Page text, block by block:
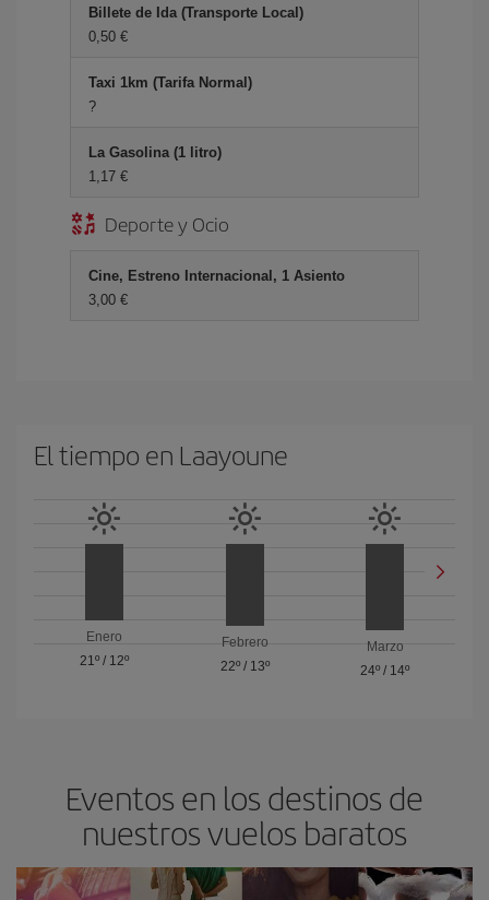
Billete de Ida (Transporte Local)
0,50 €
Taxi 1km (Tarifa Normal)
?
La Gasolina (1 litro)
1,17 €
Deporte y Ocio
Cine, Estreno Internacional, 1 Asiento
3,00 €
El tiempo en Laayoune
Enero
21º/ 12º
Febrero
22º/ 13º
Marzo
24º / 14º
Eventos en los destinos de
nuestros vuelos baratos